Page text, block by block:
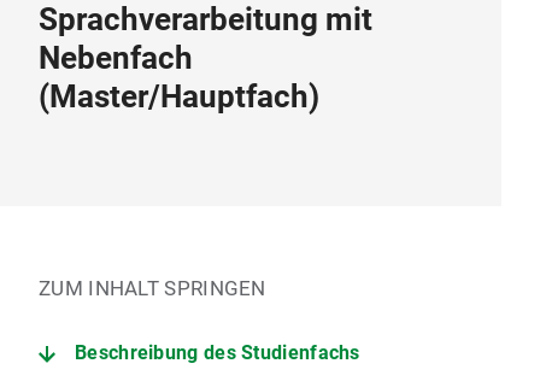
Sprachverarbeitung mit
Nebenfach
(Master/Hauptfach)
ZUM INHALT SPRINGEN
Beschreibung des Studienfachs